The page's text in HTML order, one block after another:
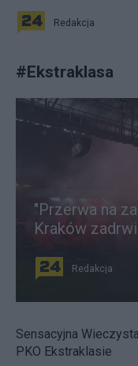
Redakcja
#Ekstraklasa
"Przerwa na
Kraków
Redakcja
Sensacyjna
PKO Ekstraklasie